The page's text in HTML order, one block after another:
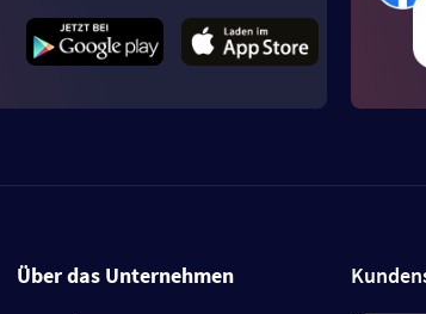
Über das Unternehmen